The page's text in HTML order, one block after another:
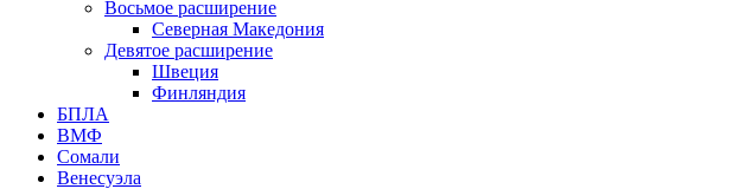
Восьмое расширение
Северная Македония
Девятое расширение
Швеция
Финляндия
БПЛА
ВМФ
Сомали
Венесуэла